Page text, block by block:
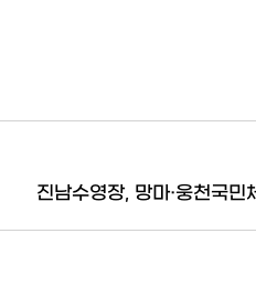
진남수영장, 망마·웅천국